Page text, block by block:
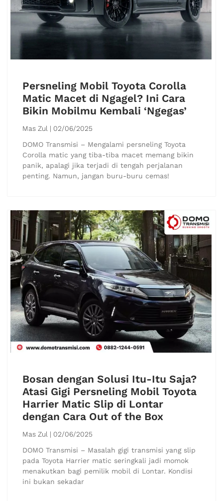
Persneling Mobil Toyota Corolla
Matic Macet di Ngagel? Ini Cara
Bikin Mobilmu Kembali ‘Ngegas’
Mas Zul
02/06/2025
DOMO Transmisi – Mengalami persneling Toyota
Corolla matic yang tiba-tiba macet memang bikin
panik, apalagi jika terjadi di tengah perjalanan
penting. Namun, jangan buru-buru cemas!
Bosan dengan Solusi Itu-Itu Saja?
Atasi Gigi Persneling Mobil Toyota
Harrier Matic Slip di Lontar
dengan Cara Out of the Box
Mas Zul
02/06/2025
DOMO Transmisi – Masalah gigi transmisi yang slip
pada Toyota Harrier matic seringkali jadi momok
menakutkan bagi pemilik mobil di Lontar. Kondisi
ini bukan sekadar